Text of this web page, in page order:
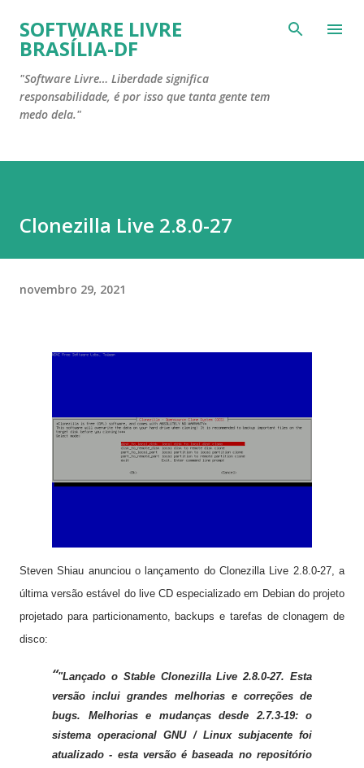
Pular para o conteúdo principal
SOFTWARE LIVRE
BRASÍLIA-DF
"Software Livre… Liberdade significa
responsabilidade, é por isso que tanta gente tem
medo dela."
Clonezilla Live 2.8.0-27
novembro 29, 2021
Steven Shiau anunciou o lançamento do Clonezilla Live 2.8.0-27, a
última versão estável do live CD especializado em Debian do projeto
projetado para particionamento, backups e tarefas de clonagem de
disco:
"Lançado o Stable Clonezilla Live 2.8.0-27. Esta
versão inclui grandes melhorias e correções de
bugs. Melhorias e mudanças desde 2.7.3-19: o
sistema operacional GNU / Linux subjacente foi
atualizado - esta versão é baseada no repositório